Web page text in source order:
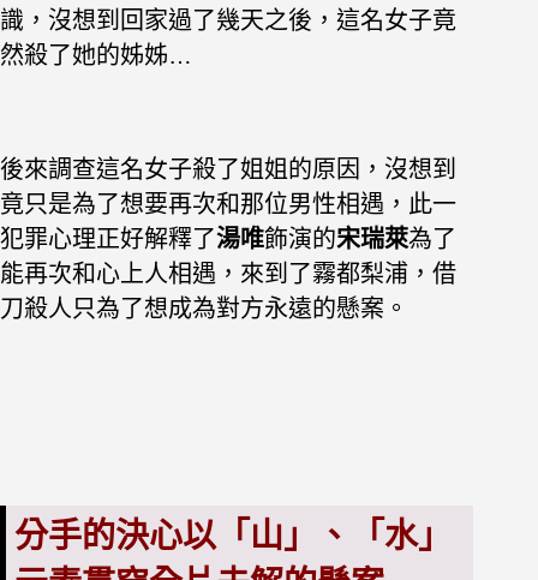
識，沒想到回家過了幾天之後，這名女子竟
然殺了她的姊姊…
後來調查這名女子殺了姐姐的原因，沒想到
竟只是為了想要再次和那位男性相遇，此一
犯罪心理正好解釋了湯唯飾演的宋瑞萊為了
能再次和心上人相遇，來到了霧都梨浦，借
刀殺人只為了想成為對方永遠的懸案。
分手的決心以「山」、「水」